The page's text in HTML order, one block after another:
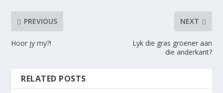
PREVIOUS
Hoor jy my?!
NEXT
Lyk die gras groener aan
die anderkant?
RELATED POSTS